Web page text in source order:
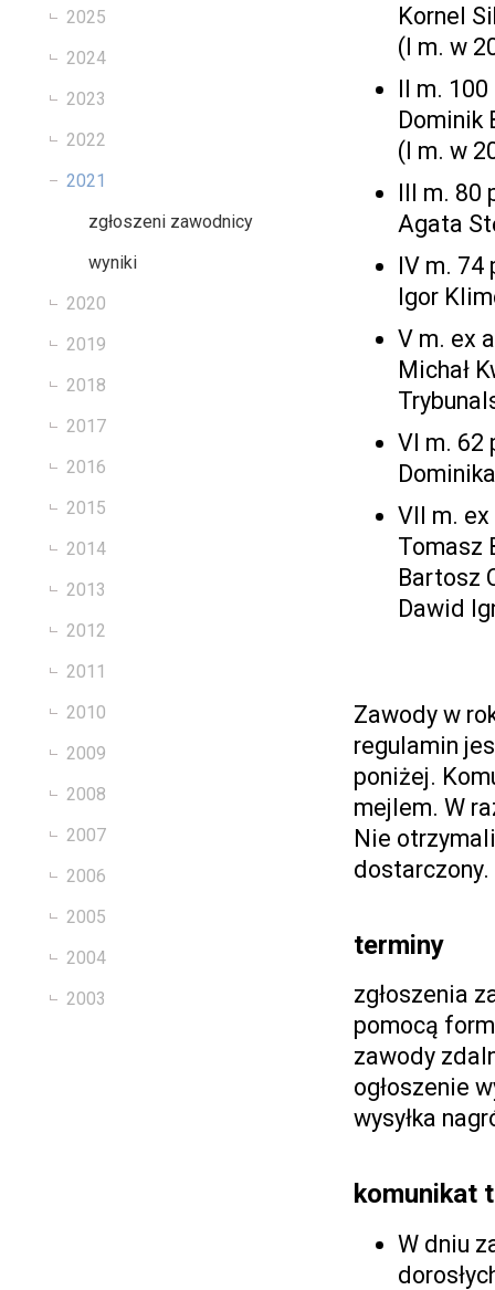
2025
2024
2023
2022
2021
zgłoszeni zawodnicy
wyniki
2020
2019
2018
2017
2016
2015
2014
2013
2012
2011
2010
2009
2008
2007
2006
2005
2004
2003
Kornel
(I m. w
II m.
Dominik
(I m. w
III m. 80
Agata
IV m. 74
Igor
V m. ex
Michał
VI m. 62
VII m.
Tomasz
Bartosz
Dawid
Zawody w
regulamin
poniżej.
mejlem. W
Nie
dostarczony.
terminy
zgłoszenia
pomocą
zawody
ogłoszenie
wysyłka
komunikat
W dniu